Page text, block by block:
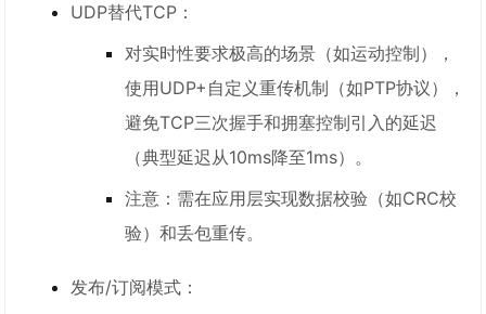
UDP替代TCP：
对实时性要求极高的场景（如运动控制），
使用UDP+自定义重传机制（如PTP协议），
避免TCP三次握手和拥塞控制引入的延迟
（典型延迟从10ms降至1ms）。
注意：需在应用层实现数据校验（如CRC校
验）和丢包重传。
发布/订阅模式：